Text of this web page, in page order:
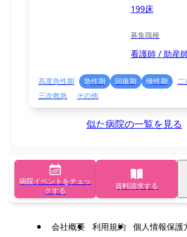
199床
募集職種
看護師 / 助産
高度急性期 急性期 回復期 慢性期
二
三次救急
その他
似た病院の一覧を見る
病院イベントをチェッ
クする
資料請求する
会社概要 利用規約 個人情報保護